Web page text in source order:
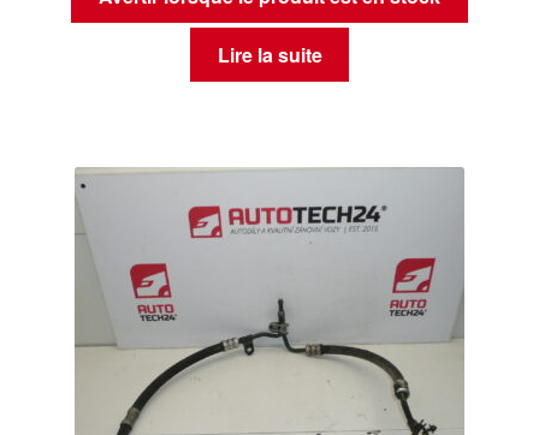
Lire la suite